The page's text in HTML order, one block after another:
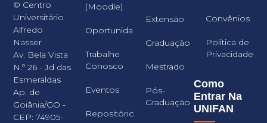
© Centro
Universitário
Alfredo
Nasser
Av. Bela Vista
N.º 26 - Jd das
Esmeraldas
Ap. de
Goiânia/GO -
CEP: 74905-
Convênios
Politica de
Privacidade
Como
Entrar Na
UNIFAN
Extensão
Graduação
Mestrado
Pós-
Graduação
(Moodle)
Oportunidades
Trabalhe
Conosco
Eventos
Repositório